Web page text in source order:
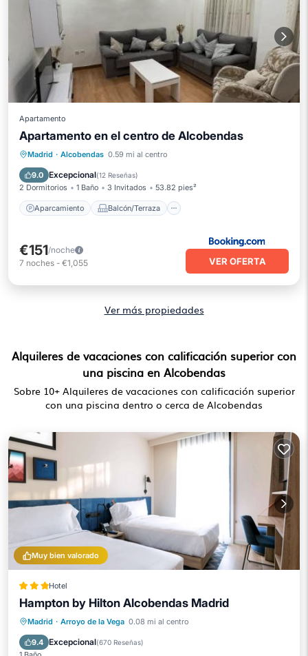
Apartamento
Apartamento en el centro de Alcobendas
Madrid · Alcobendas 0.59 mi al centro
9.0 Excepcional(12 Reseñas)
2 Dormitorios 1 Baño 3 Invitados 53.82 pies²
Aparcamiento Balcón/Terraza
Aparcamiento
Balcón/Terraza
Internet
Apto para niños
€151/noche
7 noches - €1,055 VER OFERTA
Ver más propiedades
Alquileres de vacaciones con calificación superior con
una piscina en Alcobendas
Sobre 10+ Alquileres de vacaciones con calificación superior
con una piscina dentro o cerca de Alcobendas
Muy bien valorado
Hotel
Hampton by Hilton Alcobendas Madrid
Madrid · Arroyo de la Vega 0.08 mi al centro
9.4 Excepcional(670 Reseñas)
Desayuno Aparcamiento
Balcón/Terraza